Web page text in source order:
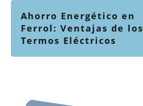
Ahorro Energético en
Ferrol: Ventajas de los
Termos Eléctricos